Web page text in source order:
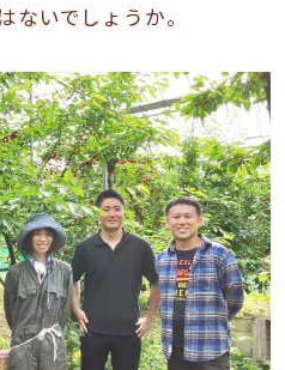
ないでしょうか。